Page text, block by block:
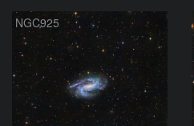
NGC925